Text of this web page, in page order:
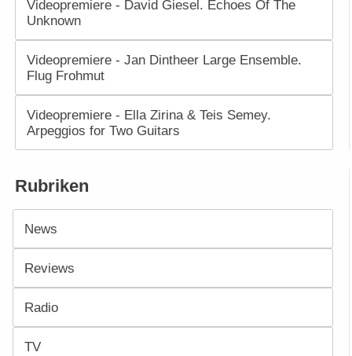
Videopremiere - David Giesel. Echoes Of The
Unknown
Videopremiere - Jan Dintheer Large Ensemble.
Flug Frohmut
Videopremiere - Ella Zirina & Teis Semey.
Arpeggios for Two Guitars
Rubriken
News
Reviews
Radio
TV